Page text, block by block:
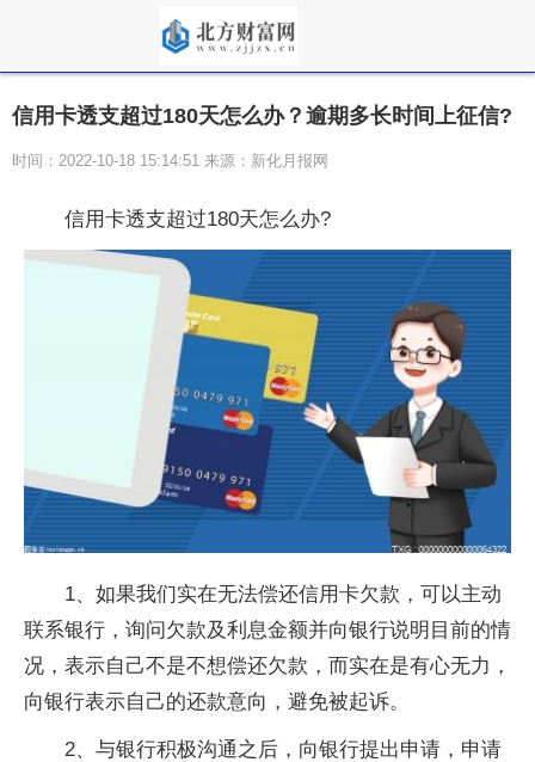
信用卡透支超过180天怎么办？逾期多长时间上征信?
时间：2022-10-18 15:14:51 来源：新化月报网
信用卡透支超过180天怎么办?
1、如果我们实在无法偿还信用卡欠款，可以主动
联系银行，询问欠款及利息金额并向银行说明目前的情
况，表示自己不是不想偿还欠款，而实在是有心无力，
向银行表示自己的还款意向，避免被起诉。
2、与银行积极沟通之后，向银行提出申请，申请